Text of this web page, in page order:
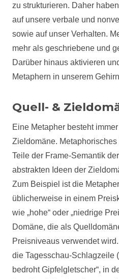
zu strukturieren. Daher
auf unsere verbale und
sowie auf unser Verhalten.
mehr als geschriebene und
Darüber hinaus aktivieren
Metaphern in unserem
Quell- &
Eine Metapher besteht
Zieldomäne.
Teile der Frame-Semantik
abstrakten Ideen der
Zum Beispiel ist die
üblicherweise in einem
wie „hohe“ oder „niedrige
Domäne, die als
Preisniveaus verwendet
die Tagesschau-Schlagzeile
bedroht Gipfelgletscher“, in